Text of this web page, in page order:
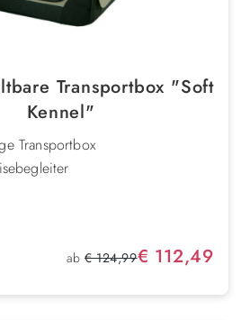
Transportbox "Soft
Kennel"
Transportbox
Verkaufspreis:
ab € 112,49
Regulärer Preis:
€ 124,99